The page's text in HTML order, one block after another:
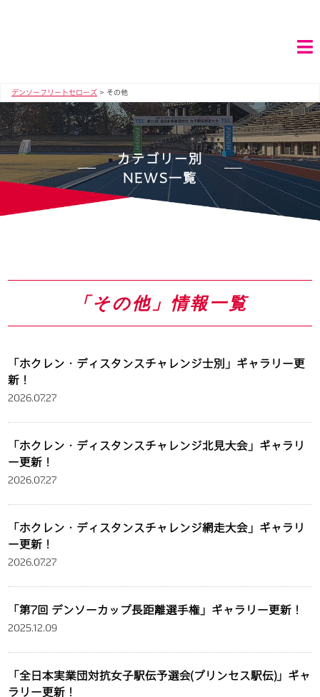
デンソーフリートセローズ > その他
カテゴリー別
NEWS一覧
「その他」情報一覧
「ホクレン・ディスタンスチャレンジ士別」ギャラリー更
新！
2026.07.27
「ホクレン・ディスタンスチャレンジ北見大会」ギャラリ
ー更新！
2026.07.27
「ホクレン・ディスタンスチャレンジ網走大会」ギャラリ
ー更新！
2026.07.27
「第7回 デンソーカップ長距離選手権」ギャラリー更新！
2025.12.09
「全日本実業団対抗女子駅伝予選会(プリンセス駅伝)」ギャ
ラリー更新！